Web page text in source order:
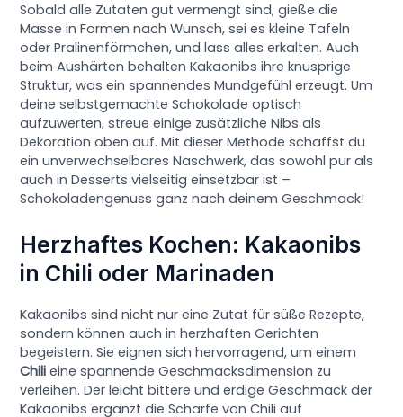
Sobald alle Zutaten gut vermengt sind, gieße die
Masse in Formen nach Wunsch, sei es kleine Tafeln
oder Pralinenförmchen, und lass alles erkalten. Auch
beim Aushärten behalten Kakaonibs ihre knusprige
Struktur, was ein spannendes Mundgefühl erzeugt. Um
deine selbstgemachte Schokolade optisch
aufzuwerten, streue einige zusätzliche Nibs als
Dekoration oben auf. Mit dieser Methode schaffst du
ein unverwechselbares Naschwerk, das sowohl pur als
auch in Desserts vielseitig einsetzbar ist –
Schokoladengenuss ganz nach deinem Geschmack!
Herzhaftes Kochen: Kakaonibs
in Chili oder Marinaden
Kakaonibs sind nicht nur eine Zutat für süße Rezepte,
sondern können auch in herzhaften Gerichten
begeistern. Sie eignen sich hervorragend, um einem
Chili eine spannende Geschmacksdimension zu
verleihen. Der leicht bittere und erdige Geschmack der
Kakaonibs ergänzt die Schärfe von Chili auf